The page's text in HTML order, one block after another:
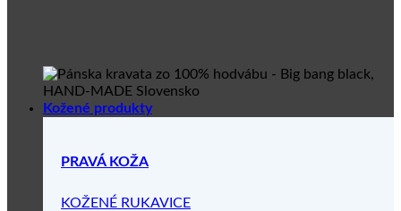
Kožené produkty
PRAVÁ KOŽA
KOŽENÉ RUKAVICE